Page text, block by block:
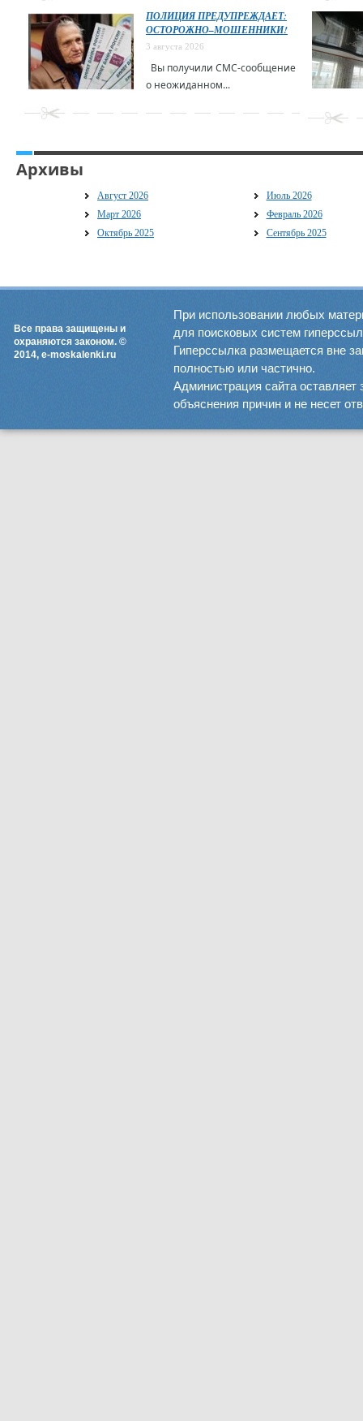
ПОЛИЦИЯ ПРЕДУПРЕЖДАЕТ:
ОСТОРОЖНО–МОШЕННИКИ!
3 августа 2026
Вы получили СМС-сообщение
о неожиданном...
Архивы
Август 2026
Июль 2026
Март 2026
Февраль 2026
Октябрь 2025
Сентябрь 2025
Все права защищены и
охраняются законом. ©
2014, e-moskalenki.ru
При использовании любых
для поисковых систем
Гиперссылка размещается вне
полностью или частично.
Администрация сайта оставляет
объяснения причин и не несет